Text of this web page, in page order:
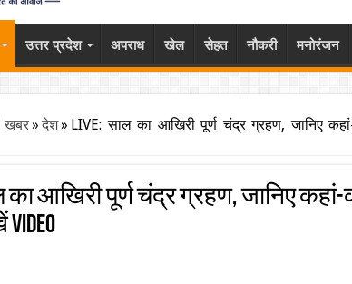
उत्तर प्रदेश अपराध खेल सेहत नौकरी मनोरंजन
खबर» देश» LIVE: साल का आखिरी पूर्ण चंद्र ग्रहण, जानिए
का आखिरी पूर्ण चंद्र ग्रहण, जानिए कहां-